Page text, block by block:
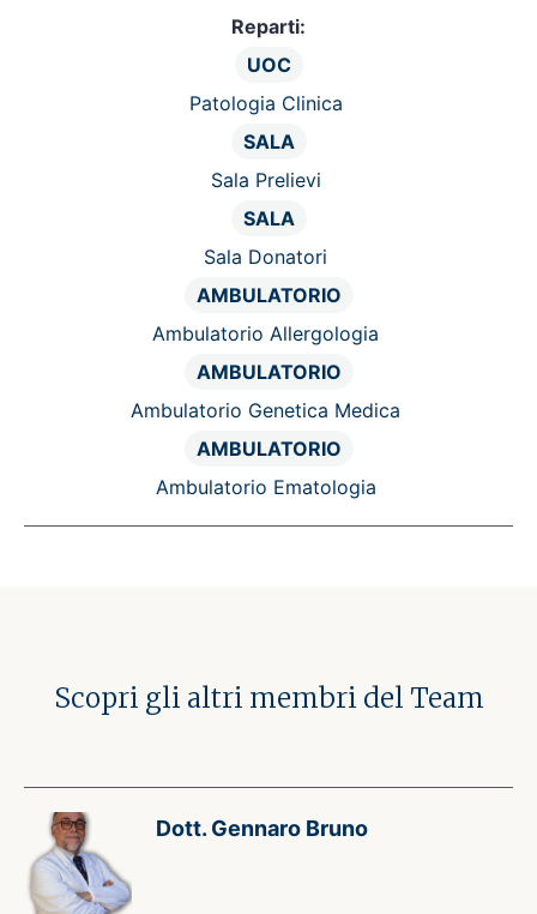
Reparti:
UOC
Patologia Clinica
SALA
Sala Prelievi
SALA
Sala Donatori
AMBULATORIO
Ambulatorio Allergologia
AMBULATORIO
Ambulatorio Genetica Medica
AMBULATORIO
Ambulatorio Ematologia
Scopri gli altri membri del Team
Dott. Gennaro Bruno